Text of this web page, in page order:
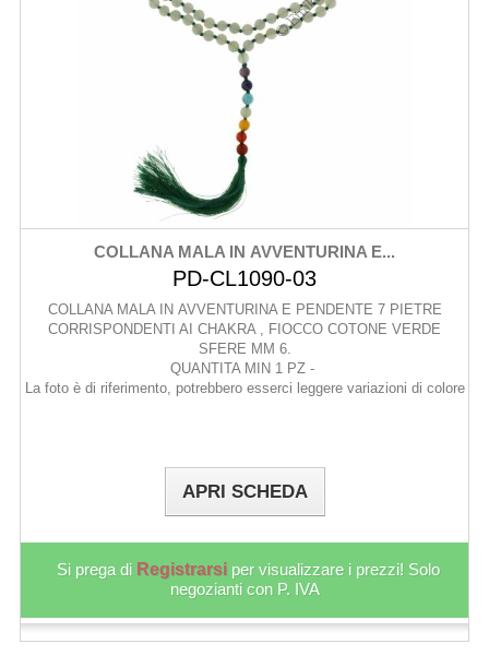
COLLANA MALA IN AVVENTURINA E...
PD-CL1090-03
COLLANA MALA IN AVVENTURINA E PENDENTE 7 PIETRE
CORRISPONDENTI AI CHAKRA , FIOCCO COTONE VERDE
SFERE MM 6.
QUANTITA MIN 1 PZ -
La foto è di riferimento, potrebbero esserci leggere variazioni di colore
APRI SCHEDA
Si prega di Registrarsi per visualizzare i prezzi! Solo
negozianti con P. IVA